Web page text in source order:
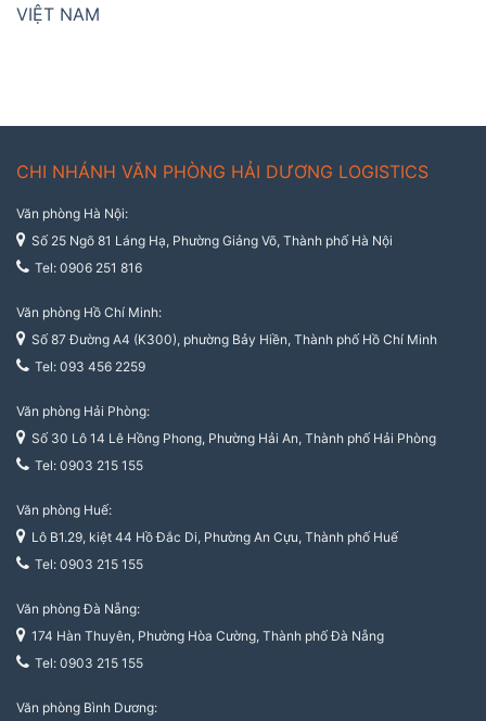
VIỆT NAM
CHI NHÁNH VĂN PHÒNG HẢI DƯƠNG LOGISTICS
Văn phòng Hà Nội:
Số 25 Ngõ 81 Láng Hạ, Phường Giảng Võ, Thành phố Hà Nội
Tel: 0906 251 816
Văn phòng Hồ Chí Minh:
Số 87 Đường A4 (K300), phường Bảy Hiền, Thành phố Hồ Chí Minh
Tel: 093 456 2259
Văn phòng Hải Phòng:
Số 30 Lô 14 Lê Hồng Phong, Phường Hải An, Thành phố Hải Phòng
Tel: 0903 215 155
Văn phòng Huế:
Lô B1.29, kiệt 44 Hồ Đắc Di, Phường An Cựu, Thành phố Huế
Tel: 0903 215 155
Văn phòng Đà Nẵng:
174 Hàn Thuyên, Phường Hòa Cường, Thành phố Đà Nẵng
Tel: 0903 215 155
Văn phòng Bình Dương: